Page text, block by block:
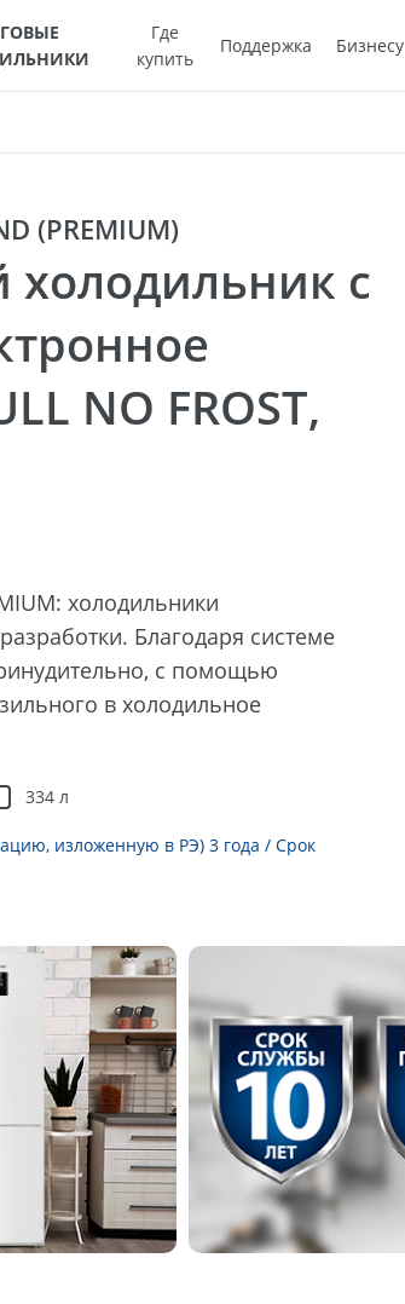
Где
купить
Поддержка Бизнесу
(PREMIUM)
с
NO FROST,
холодильники
Благодаря системе
с помощью
в холодильное
334 л
изложенную в РЭ) 3 года / Срок